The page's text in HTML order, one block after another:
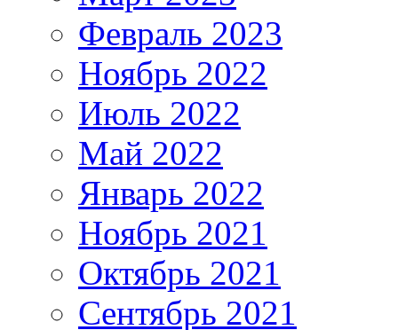
Февраль 2023
Ноябрь 2022
Июль 2022
Май 2022
Январь 2022
Ноябрь 2021
Октябрь 2021
Сентябрь 2021